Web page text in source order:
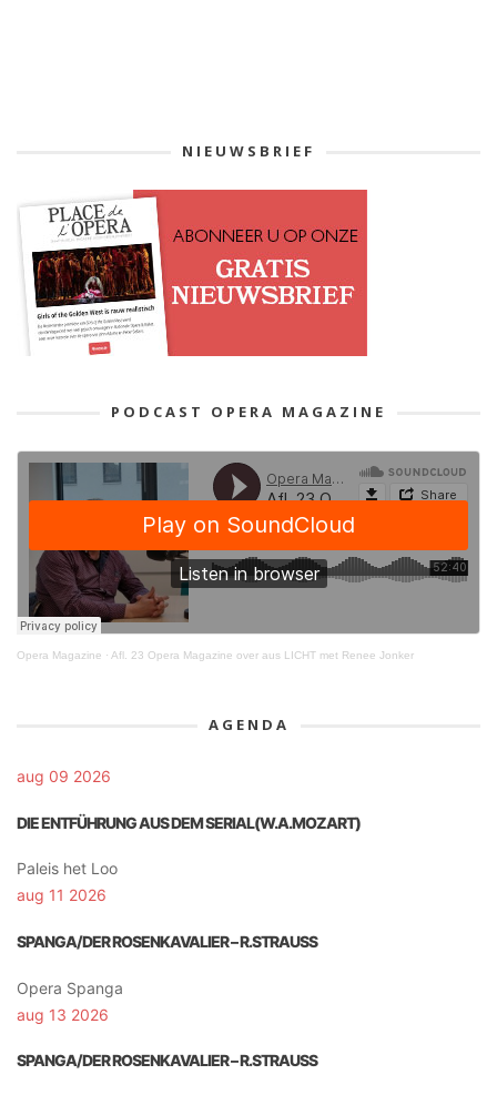
NIEUWSBRIEF
PODCAST OPERA MAGAZINE
Opera Magazine · Afl. 23 Opera Magazine over aus LICHT met Renee Jonker
AGENDA
aug 09 2026
DIE ENTFÜHRUNG AUS DEM SERIAL(W.A.MOZART)
Paleis het Loo
aug 11 2026
SPANGA/DER ROSENKAVALIER – R.STRAUSS
Opera Spanga
aug 13 2026
SPANGA/DER ROSENKAVALIER – R.STRAUSS